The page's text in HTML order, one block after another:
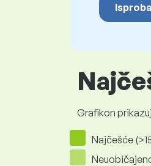
Grafikon
Najčešće